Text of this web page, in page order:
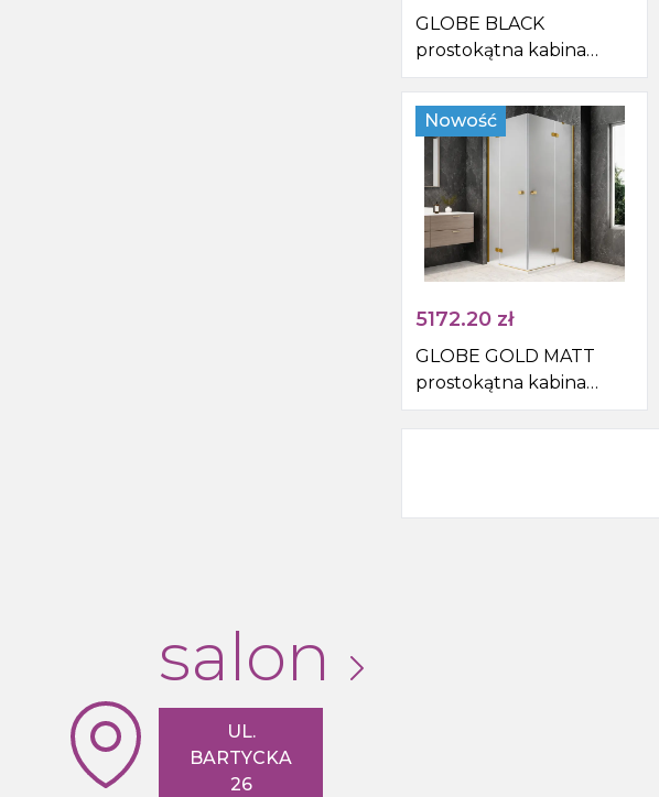
GLOBE BLACK
prostokątna kabina
prysznicowa
1100x900mm, wejście z
rogu, szkło matowe
Nowość
5172.20 zł
GLOBE GOLD MATT
prostokątna kabina
prysznicowa
1100x800mm, wejście z
salon
UL.
BARTYCKA
26